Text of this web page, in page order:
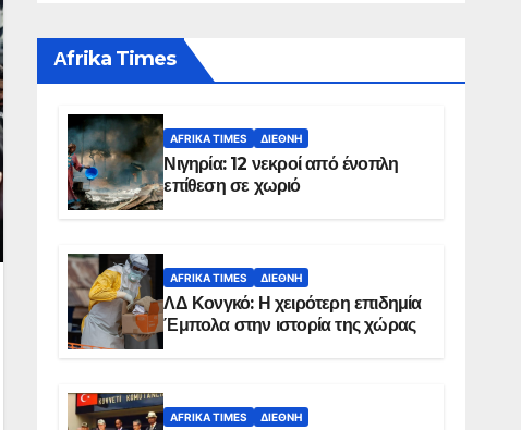
Αfrika Times
AFRIKA TIMES ΔΙΕΘΝΉ
Νιγηρία: 12 νεκροί από ένοπλη
επίθεση σε χωριό
AFRIKA TIMES ΔΙΕΘΝΉ
ΛΔ Κονγκό: Η χειρότερη επιδημία
Έμπολα στην ιστορία της χώρας
AFRIKA TIMES ΔΙΕΘΝΉ